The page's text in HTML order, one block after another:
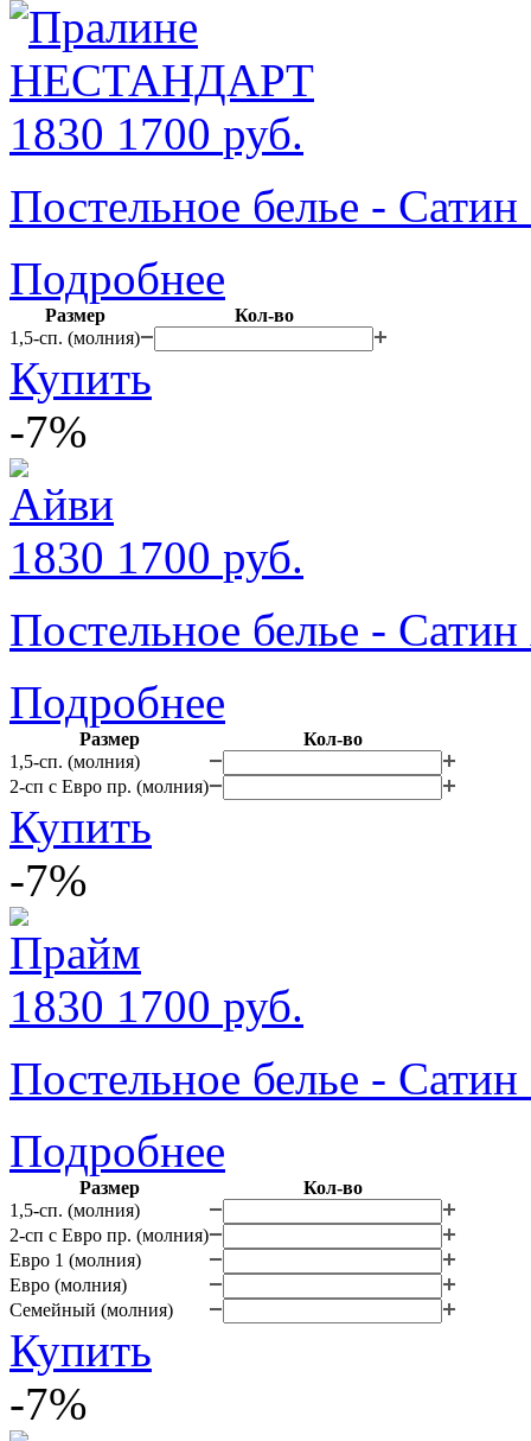
1830 1700 руб.
Постельное белье -
Подробнее
Размер
Кол-во
1,5-сп. (молния)
Купить
-7%
1830 1700 руб.
Постельное белье -
Подробнее
Размер
Кол-во
1,5-сп. (молния)
2-сп с Евро пр. (молния)
Купить
-7%
1830 1700 руб.
Постельное белье -
Подробнее
Размер
Кол-во
1,5-сп. (молния)
2-сп с Евро пр. (молния)
Евро 1 (молния)
Евро (молния)
Семейный (молния)
Купить
-7%